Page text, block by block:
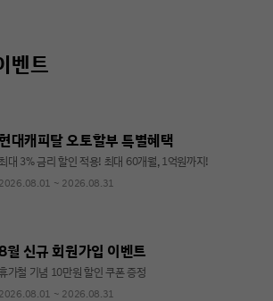
벤트
대캐피탈 오토할부 특별혜택
대 3% 금리 할인 적용! 최대 60개월, 1억원까지!
2026.08.01 ~ 2026.08.31
월 신규 회원가입 이벤트
가철 기념 10만원 할인 쿠폰 증정
2026.08.01 ~ 2026.08.31